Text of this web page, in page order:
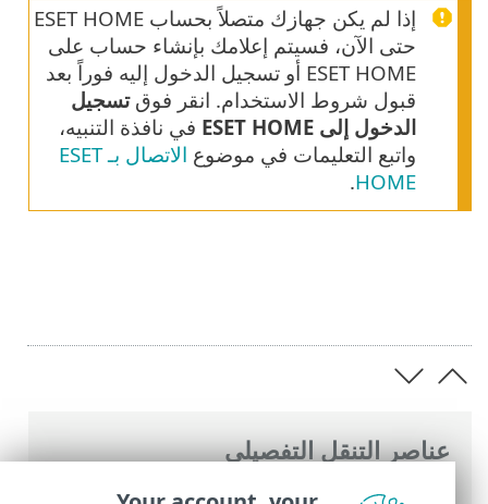
عناصر التنقل التفصيلي
تعليمات ESET عبر الإنترنت >
ESET Smart
إذا لم يكن جهازك متصلاً بحساب ESET HOME
حتى الآن، فسيتم إعلامك بإنشاء حساب على
ESET HOME أو تسجيل الدخول إليه فوراً بعد
قبول شروط الاستخدام. انقر فوقتسجيل
الدخول إلى ESET HOME
في نافذة التنبيه،
واتبع التعليمات في موضوع
الاتصال بـ ESET
HOME
.